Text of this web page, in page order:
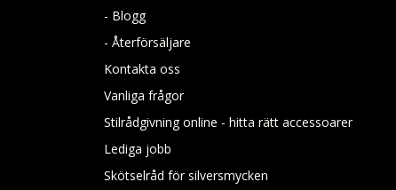
- Blogg
- Återförsäljare
Kontakta oss
Vanliga frågor
Stilrådgivning online - hitta rätt accessoarer
Lediga jobb
Skötselråd för silversmycken